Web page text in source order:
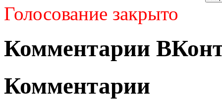
Голосование закрыто
Комментарии
Комментарии